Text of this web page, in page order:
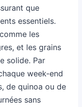
que
essentiels.
les
et les grains
solide. Par
week-end
de quinoa ou de
sans